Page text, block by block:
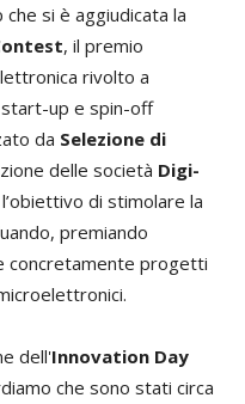
si è aggiudicata la
, il premio
rivolto a
up e spin-off
da Selezione di
delle società Digi-
di stimolare la
premiando
concretamente progetti
dell'Innovation Day
che sono stati circa